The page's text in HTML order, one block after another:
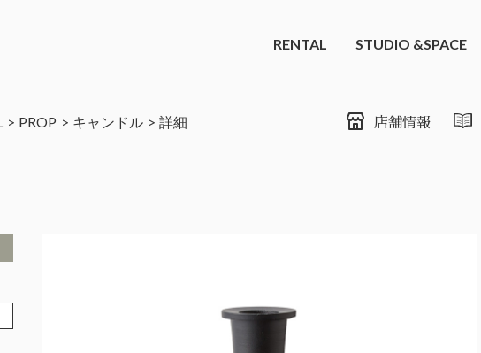
RENTAL STUDIO &SPACE
PROP キャンドル 詳細 店舗情報